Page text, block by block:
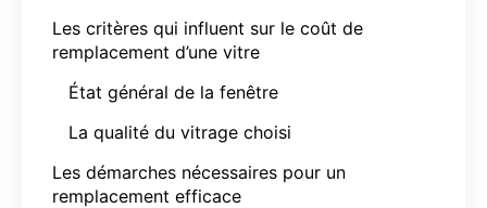
Les critères qui influent sur le coût de
remplacement d’une vitre
État général de la fenêtre
La qualité du vitrage choisi
Les démarches nécessaires pour un
remplacement efficace